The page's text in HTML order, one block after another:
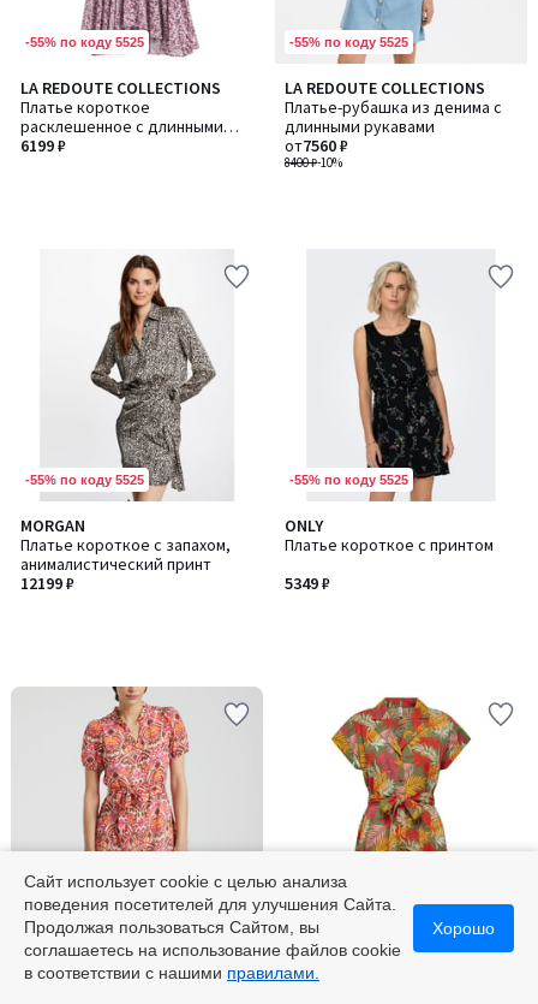
-55% по коду 5525
LA REDOUTE COLLECTIONS
Платье короткое
расклешенное с длинными
рукавами
6199 ₽
-55% по коду 5525
LA REDOUTE COLLECTIONS
Платье-рубашка из денима с
длинными рукавами
8400 ₽-10%
от7560 ₽
-55% по коду 5525
MORGAN
Платье короткое с запахом,
анималистический принт
12199 ₽
-55% по коду 5525
ONLY
Платье короткое с принтом
5349 ₽
-55% по коду 5525
ONLY
Платье короткое с принтом, с
ONLY
Платье-рубашка с завязками
Сайт использует cookie с целью анализа
поведения посетителей для улучшения Сайта.
Продолжая пользоваться Сайтом, вы
соглашаетесь на использование файлов cookie
в соответствии с нашими правилами.
Хорошо